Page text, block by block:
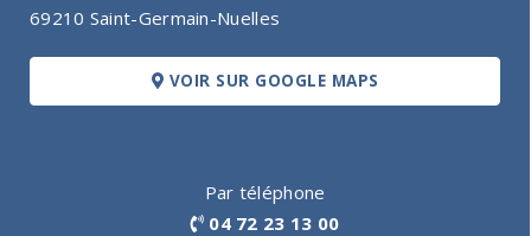
69210 Saint-Germain-Nuelles
VOIR SUR GOOGLE MAPS
Par téléphone
04 72 23 13 00